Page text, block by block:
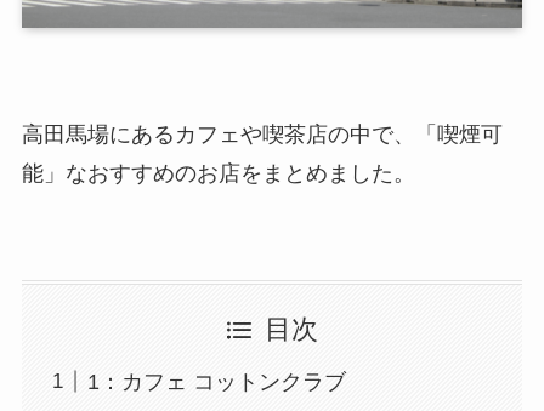
高田馬場にあるカフェや喫茶店の中で、「喫煙可
能」なおすすめのお店をまとめました。
目次
1：カフェ コットンクラブ